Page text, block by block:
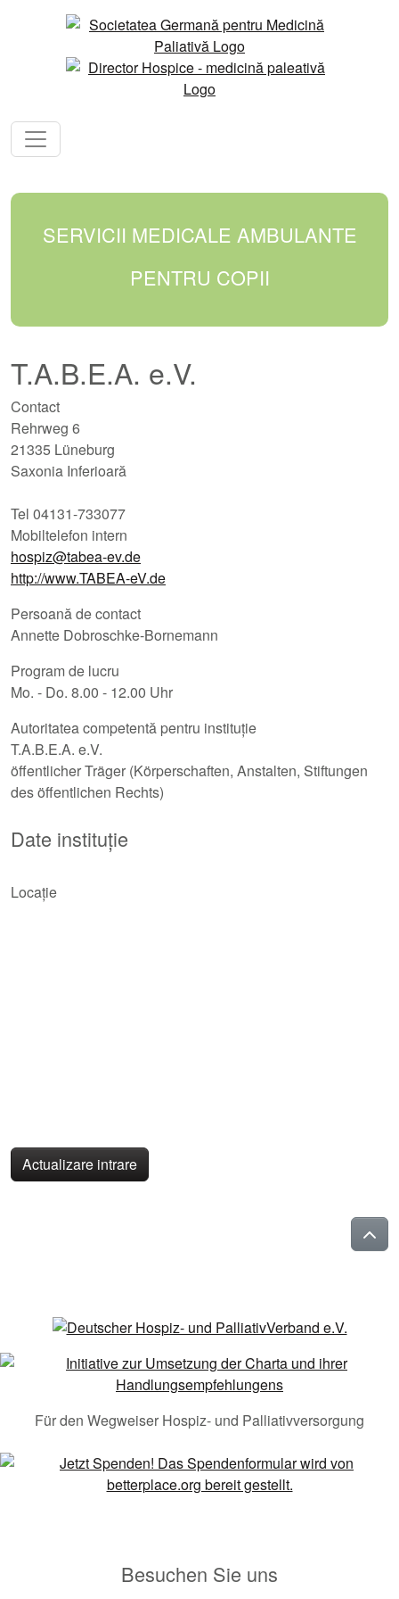
SERVICII MEDICALE AMBULANTE
PENTRU COPII
T.A.B.E.A. e.V.
Contact
Rehrweg 6
21335 Lüneburg
Saxonia Inferioară
Tel 04131-733077
Mobiltelefon intern
hospiz@tabea-ev.de
http://www.TABEA-eV.de
Persoană de contact
Annette Dobroschke-Bornemann
Program de lucru
Mo. - Do. 8.00 - 12.00 Uhr
Autoritatea competentă pentru instituție
T.A.B.E.A. e.V.
öffentlicher Träger (Körperschaften, Anstalten, Stiftungen
des öffentlichen Rechts)
Date instituție
Locație
Actualizare intrare
Für den Wegweiser Hospiz- und Palliativversorgung
Besuchen Sie uns